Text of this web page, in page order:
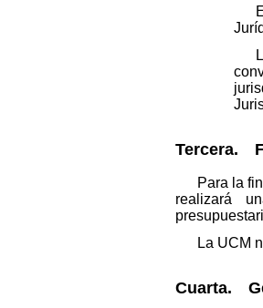
Tercera.
Para la
realizará
La UCM
Cuarta.